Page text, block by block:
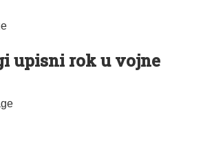
upisni rok u vojne